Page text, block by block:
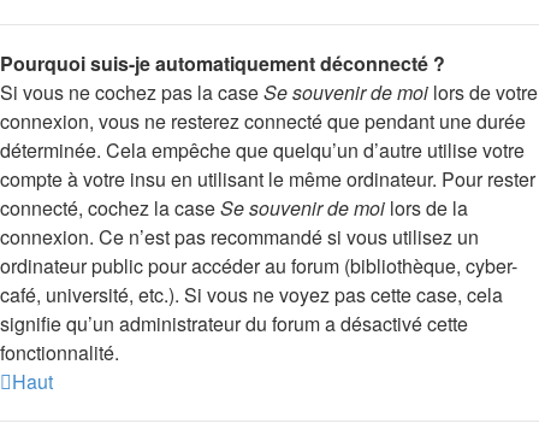
Pourquoi suis-je automatiquement déconnecté ?
Si vous ne cochez pas la caseSe souvenir de moi lors de votre
connexion, vous ne resterez connecté que pendant une durée
déterminée. Cela empêche que quelqu’un d’autre utilise votre
compte à votre insu en utilisant le même ordinateur. Pour rester
connecté, cochez la caseSe souvenir de moi lors de la
connexion. Ce n’est pas recommandé si vous utilisez un
ordinateur public pour accéder au forum (bibliothèque, cyber-
café, université, etc.). Si vous ne voyez pas cette case, cela
signifie qu’un administrateur du forum a désactivé cette
fonctionnalité.
Haut